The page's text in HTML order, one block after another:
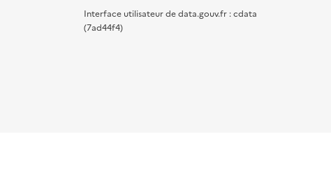
Interface utilisateur de data.gouv.fr : cdata
(7ad44f4)